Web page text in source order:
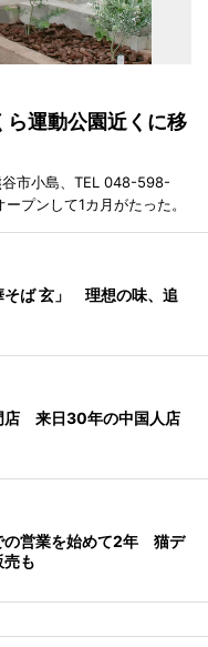
ら運動公園近くに移
谷市小島、TEL 048-598-
プンして1カ月がたった。
そば 玄」 理想の味、追
店 来日30年の中国人店
の営業を始めて2年 猫デ
売も